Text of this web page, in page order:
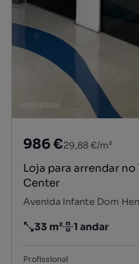
986 €29,88 €/m²
Loja para arrendar no
Center
Preço por metro
33 m²
Andar 1 andar
Profissional